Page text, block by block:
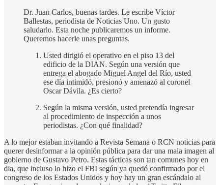
Dr. Juan Carlos, buenas tardes. Le escribe Víctor
Ballestas, periodista de Noticias Uno. Un gusto
saludarlo. Esta noche publicaremos un informe.
Queremos hacerle unas preguntas.
Usted dirigió el operativo en el piso 13 del
edificio de la DIAN. Según una versión que
entrega el abogado Miguel Angel del Río, usted
ese día intimidó, presionó y amenazó al coronel
Oscar Dávila. ¿Es cierto?
Según la misma versión, usted pretendía ingresar
al procedimiento de inspección a unos
periodistas. ¿Con qué finalidad?
A lo mejor estaban invitando a Revista Semana o RCN noticias para
querer desinformar a la opinión pública para dar una mala imagen al
gobierno de Gustavo Petro. Estas tácticas son tan comunes hoy en
dia, que incluso lo hizo el FBI según ya quedó confirmado por el
congreso de los Estados Unidos y hoy hay un gran escándalo al